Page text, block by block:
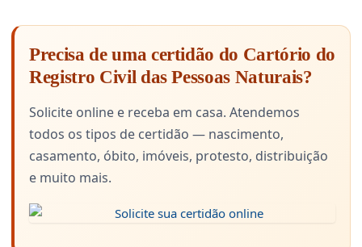
Precisa de uma certidão do Cartório do
Registro Civil das Pessoas Naturais?
Solicite online e receba em casa. Atendemos
todos os tipos de certidão — nascimento,
casamento, óbito, imóveis, protesto, distribuição
e muito mais.